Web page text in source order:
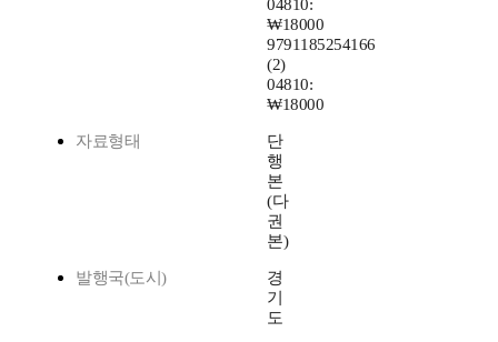
04810:
₩18000
9791185254166
(2)
04810:
₩18000
자료형태
단
행
본
(다
권
본)
발행국(도시)
경
기
도